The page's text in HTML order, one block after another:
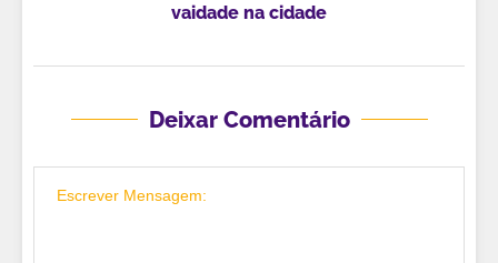
vaidade na cidade
Deixar Comentário